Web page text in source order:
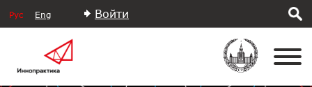
Рус Eng Войти